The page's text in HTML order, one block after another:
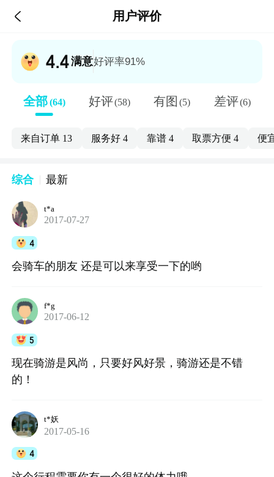
 用户评价
4.4满意好评率91%
全部(64) 好评(58) 有图 (5) 差评(6)
来自订单 13 服务好4 靠谱 4 取票方便4 便
综合 最新
t*a
2017-07-27
4
会骑车的朋友 还是可以来享受一下的哟
f*g
2017-06-12
5
现在骑游是风尚，只要好风好景，骑游还是不错
的！
t*妖
2017-05-16
4